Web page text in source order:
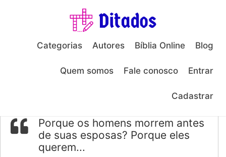
Categorias Autores Bíblia Online Blog
Quem somos Fale conosco Entrar
Cadastrar
Porque os homens morrem antes
de suas esposas? Porque eles
querem...